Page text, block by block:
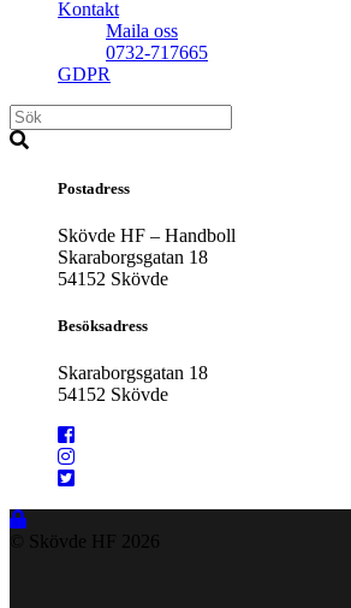
Kontakt
Maila oss
0732-717665
GDPR
Postadress
Skövde HF – Handboll
Skaraborgsgatan 18
54152 Skövde
Besöksadress
Skaraborgsgatan 18
54152 Skövde
© Skövde HF 2026